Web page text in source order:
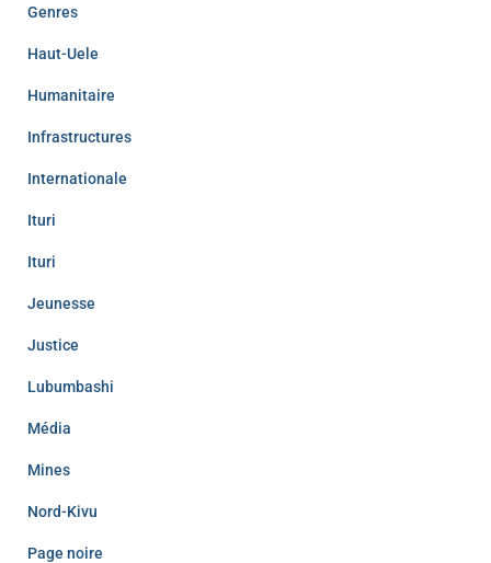
Genres
Haut-Uele
Humanitaire
Infrastructures
Internationale
Ituri
Ituri
Jeunesse
Justice
Lubumbashi
Média
Mines
Nord-Kivu
Page noire